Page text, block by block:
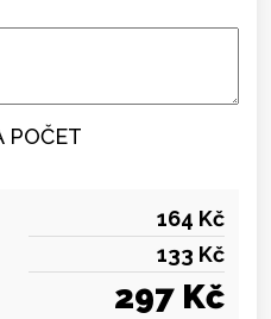
POČET
164 Kč
133 Kč
297 Kč